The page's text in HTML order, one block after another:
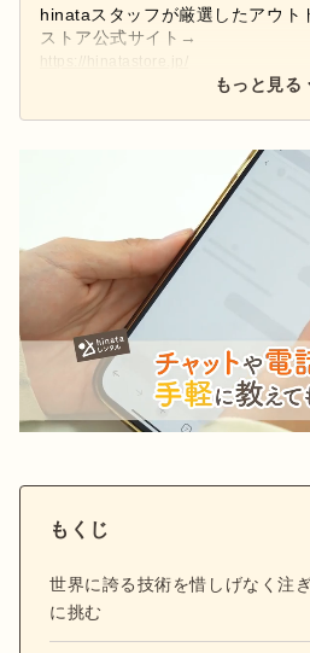
hinataスタッフが厳選したアウト
ストア公式サイト→
hinataストア公式インスタグラム
もっと見る
もくじ
世界に誇る技術を惜しげなく注
に挑む